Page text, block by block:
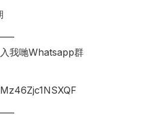
我哋Whatsapp群